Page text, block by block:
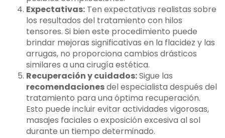
Expectativas: Ten expectativas realistas sobre
los resultados del tratamiento con hilos
tensores. Si bien este procedimiento puede
brindar mejoras significativas en la flacidez y las
arrugas, no proporciona cambios drásticos
similares a una cirugía estética.
Recuperación y cuidados:Sigue las
recomendacionesdel especialista después del
tratamiento para una óptima recuperación.
Esto puede incluir evitar actividades vigorosas,
masajes faciales o exposición excesiva al sol
durante un tiempo determinado.